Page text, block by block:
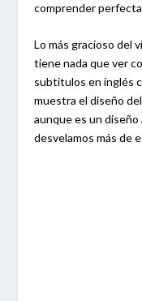
comprender
Lo más gracioso del
tiene nada que ver
subtitulos en inglés
muestra el diseño
aunque es un
desvelamos más de